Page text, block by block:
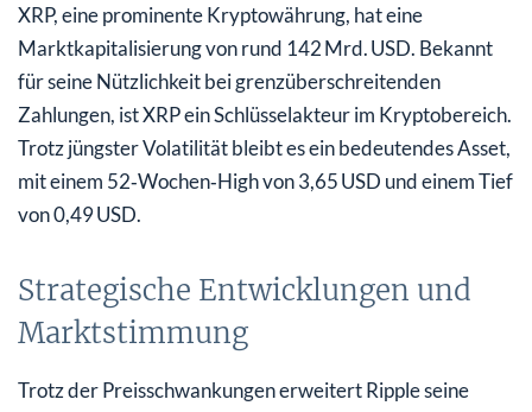
XRP, eine prominente Kryptowährung, hat eine
Marktkapitalisierung von rund 142 Mrd. USD. Bekannt
für seine Nützlichkeit bei grenzüberschreitenden
Zahlungen, ist XRP ein Schlüsselakteur im Kryptobereich.
Trotz jüngster Volatilität bleibt es ein bedeutendes Asset,
mit einem 52‑Wochen‑High von 3,65 USD und einem Tief
von 0,49 USD.
Strategische Entwicklungen und
Marktstimmung
Trotz der Preisschwankungen erweitert Ripple seine